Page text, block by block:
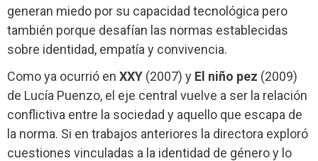
generan miedo por su capacidad tecnológica pero
también porque desafían las normas establecidas
sobre identidad, empatía y convivencia.
Como ya ocurrió en XXY (2007) y El niño pez (2009)
de Lucía Puenzo, el eje central vuelve a ser la relación
conflictiva entre la sociedad y aquello que escapa de
la norma. Si en trabajos anteriores la directora exploró
cuestiones vinculadas a la identidad de género y lo